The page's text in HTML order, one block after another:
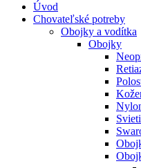
Úvod
Chovateľské potreby
Obojky a vodítka
Obojky